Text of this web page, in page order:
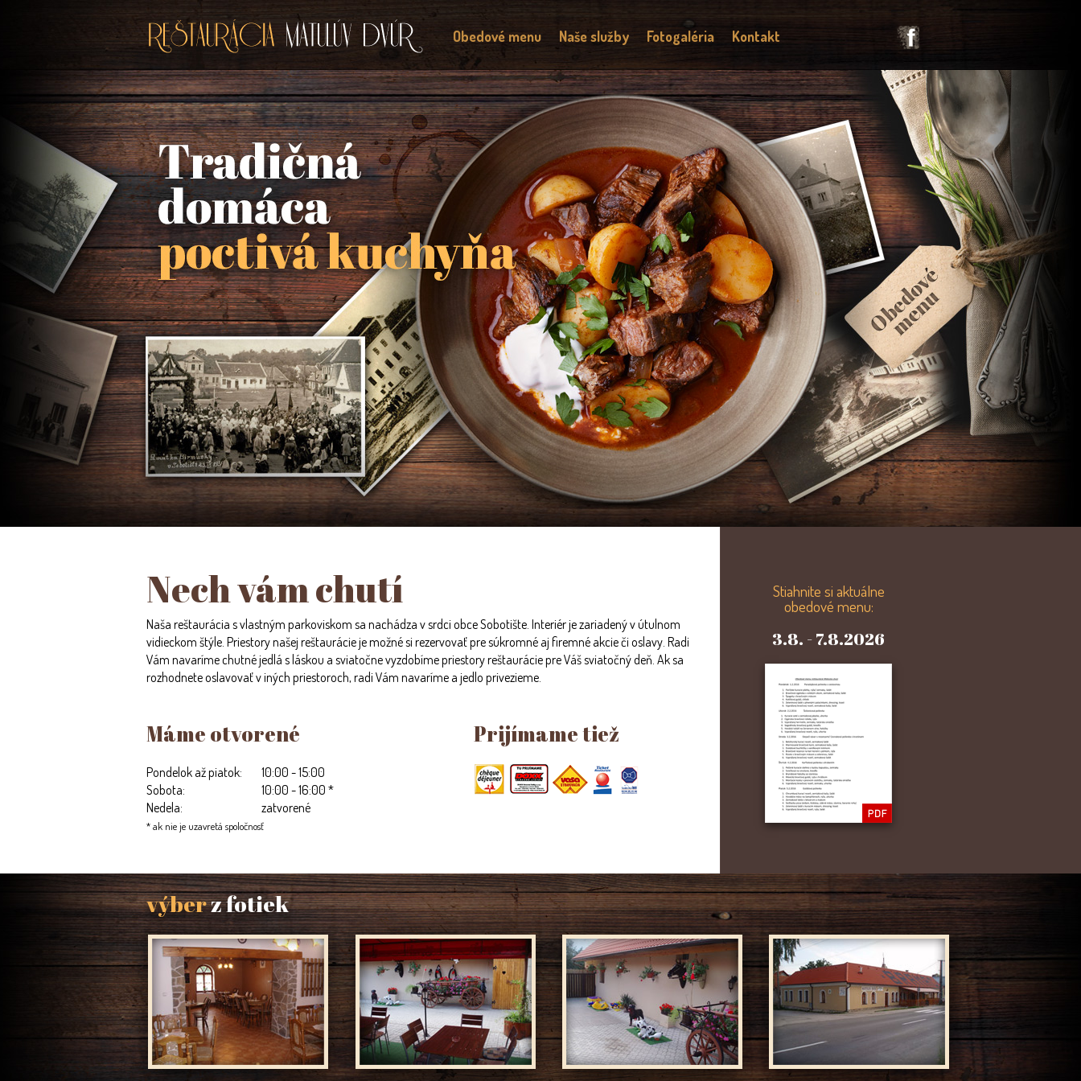
Obedové menu Naše služby Fotogaléria Kontakt
Nech vám chutí
Naša reštaurácia s vlastným parkoviskom sa nachádza v srdci obce Sobotište. Interiér je zariadený v útulnom
vidieckom štýle. Priestory našej reštaurácie je možné si rezervovať pre súkromné aj firemné akcie či oslavy. Radi
Vám navaríme chutné jedlá s láskou a sviatočne vyzdobíme priestory reštaurácie pre Váš sviatočný deň. Ak sa
rozhodnete oslavovať v iných priestoroch, radi Vám navaríme a jedlo privezieme.
Máme otvorené
Pondelok až piatok:
10:00 - 15:00
Sobota:
10:00 - 16:00 *
Nedela:
zatvorené
* ak nie je uzavretá spoločnosť
Prijímame tiež
Stiahnite si aktuálne
obedové menu:
3.8. - 7.8.2026
výberz fotiek